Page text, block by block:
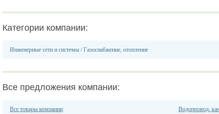
Категории компании:
Инженерные сети и системы /Газоснабжение, отопление
Все предложения компании:
Все товары компании:
Водопровод,